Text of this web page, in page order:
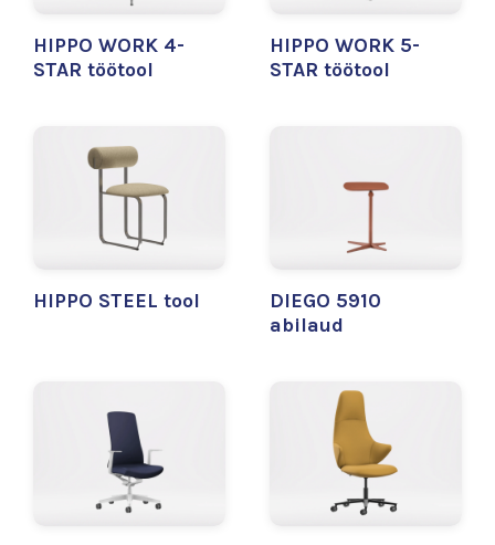
HIPPO WORK 4-
STAR töötool
HIPPO WORK 5-
STAR töötool
HIPPO STEEL tool
DIEGO 5910
abilaud